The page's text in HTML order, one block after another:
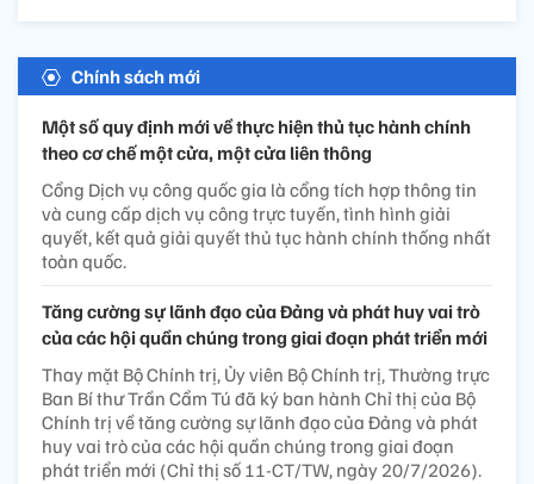
Chính sách mới
Một số quy định mới về thực hiện thủ tục hành chính
theo cơ chế một cửa, một cửa liên thông
Cổng Dịch vụ công quốc gia là cổng tích hợp thông tin
và cung cấp dịch vụ công trực tuyến, tình hình giải
quyết, kết quả giải quyết thủ tục hành chính thống nhất
toàn quốc.
Tăng cường sự lãnh đạo của Đảng và phát huy vai trò
của các hội quần chúng trong giai đoạn phát triển mới
Thay mặt Bộ Chính trị, Ủy viên Bộ Chính trị, Thường trực
Ban Bí thư Trần Cẩm Tú đã ký ban hành Chỉ thị của Bộ
Chính trị về tăng cường sự lãnh đạo của Đảng và phát
huy vai trò của các hội quần chúng trong giai đoạn
phát triển mới (Chỉ thị số 11-CT/TW, ngày 20/7/2026).